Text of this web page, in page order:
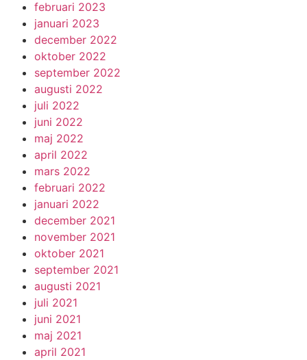
februari 2023
januari 2023
december 2022
oktober 2022
september 2022
augusti 2022
juli 2022
juni 2022
maj 2022
april 2022
mars 2022
februari 2022
januari 2022
december 2021
november 2021
oktober 2021
september 2021
augusti 2021
juli 2021
juni 2021
maj 2021
april 2021